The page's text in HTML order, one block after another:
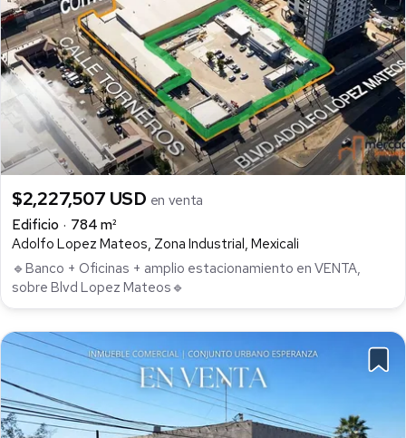
$2,227,507 USD en venta
Edificio
784 m²
Adolfo Lopez Mateos, Zona Industrial, Mexicali
🔹Banco + Oficinas + amplio estacionamiento en VENTA,
sobre Blvd Lopez Mateos🔹